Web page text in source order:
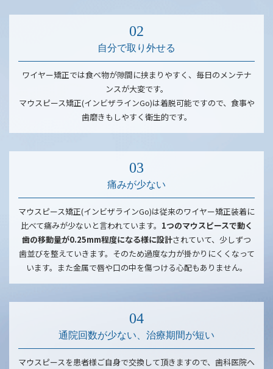
自分で取り外せる
ワイヤー矯正では食べ物が隙間に挟まりやすく、毎日のメンテナ
ンスが大変です。
マウスピース矯正(インビザラインGo)は着脱可能ですので、食事や
歯磨きもしやすく衛生的です。
痛みが少ない
マウスピース矯正(インビザラインGo)は従来のワイヤー矯正装着に
比べて痛みが少ないと言われています。 1つのマウスピースで動く
歯の移動量が0.25mm程度になる様に設計されていて、少しずつ
歯並びを整えていきます。そのため過度な力が掛かりにくくなって
います。また金属で唇や口の中を傷つける心配もありません。
通院回数が少ない、治療期間が短い
マウスピースを患者様ご自身で交換して頂きますので、歯科医院へ